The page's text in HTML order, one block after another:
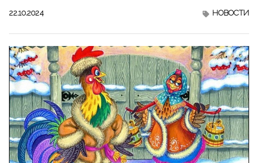
22.10.2024 НОВОСТИ